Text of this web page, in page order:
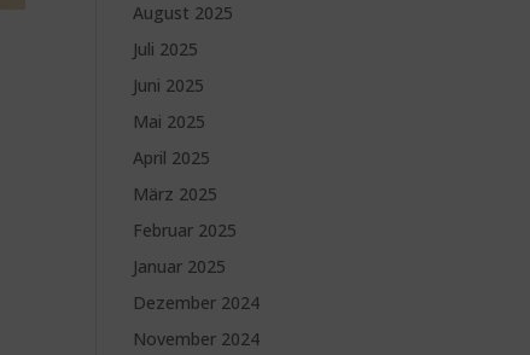
August 2025
Juli 2025
Juni 2025
Mai 2025
April 2025
März 2025
Februar 2025
Januar 2025
Dezember 2024
November 2024